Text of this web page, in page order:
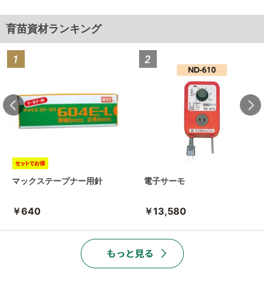
育苗資材ランキング
マックステープナー用針
￥640
電子サーモ
￥13,580